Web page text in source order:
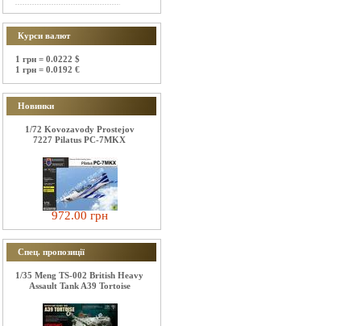
Курси валют
1 грн = 0.0222 $
1 грн = 0.0192 €
Новинки
1/72 Kovozavody Prostejov
7227 Pilatus PC-7MKX
972.00 грн
Спец. пропозиції
1/35 Meng TS-002 British Heavy
Assault Tank A39 Tortoise